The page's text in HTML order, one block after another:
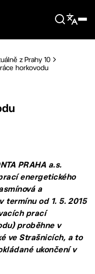
z Prahy 10
horkovodu
PRAHA a.s.
energetického
a
termínu od 1. 5. 2015
prací
proběhne v
ve Strašnicích, a to
ukončení v